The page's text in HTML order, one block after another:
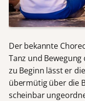
Der bekannte
Tanz und Bewegung
zu Beginn lässt er
übermütig über die
scheinbar